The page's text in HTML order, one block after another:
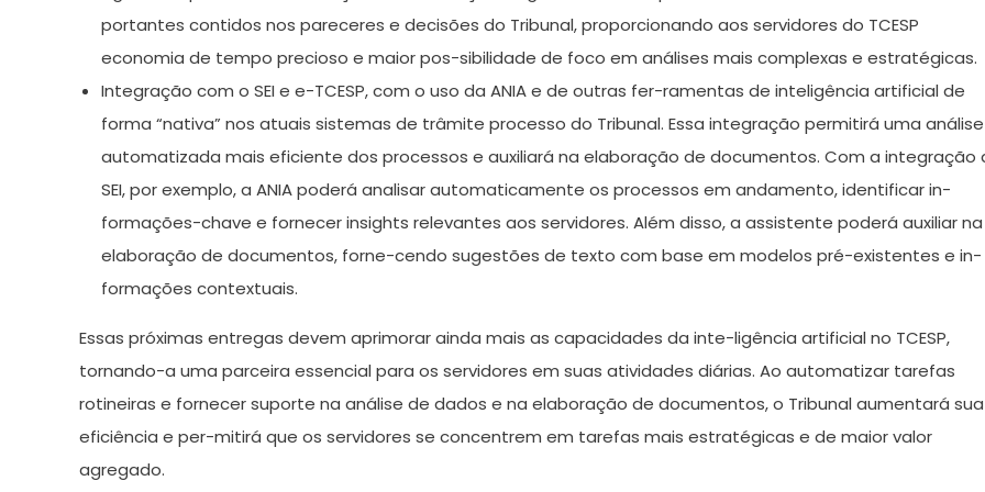
portantes contidos nos pareceres e decisões do Tribunal, proporcionando aos servidores do TCESP
economia de tempo precioso e maior pos-sibilidade de foco em análises mais complexas e estratégicas.
Integração com o SEI e e-TCESP, com o uso da ANIA e de outras fer-ramentas de inteligência artificial de
forma “nativa” nos atuais sistemas de trâmite processo do Tribunal. Essa integração permitirá uma análise
automatizada mais eficiente dos processos e auxiliará na elaboração de documentos. Com a integração
SEI, por exemplo, a ANIA poderá analisar automaticamente os processos em andamento, identificar in-
formações-chave e fornecer insights relevantes aos servidores. Além disso, a assistente poderá auxiliar na
elaboração de documentos, forne-cendo sugestões de texto com base em modelos pré-existentes e in-
formações contextuais.
Essas próximas entregas devem aprimorar ainda mais as capacidades da inte-ligência artificial no TCESP,
tornando-a uma parceira essencial para os servidores em suas atividades diárias. Ao automatizar tarefas
rotineiras e fornecer suporte na análise de dados e na elaboração de documentos, o Tribunal aumentará sua
eficiência e per-mitirá que os servidores se concentrem em tarefas mais estratégicas e de maior valor
agregado.